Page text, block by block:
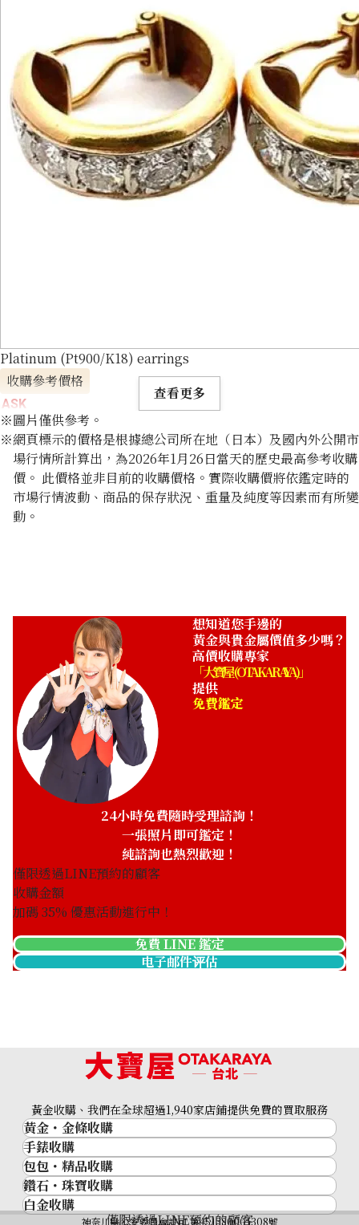
Platinum (Pt900/K18) earrings
收購參考價格
ASK
查看更多
※圖片僅供參考。
※網頁標示的價格是根據總公司所在地（日本）及國內外公開市
場行情所計算出，為2026年1月26日當天的歷史最高參考收購
價。 此價格並非目前的收購價格。實際收購價將依鑑定時的
市場行情波動、商品的保存狀況、重量及純度等因素而有所變
動。
想知道您手邊的
黃金與貴金屬價值多少嗎？
高價收購專家
「大寶屋 (OTAKARAYA)」
提供
免費鑑定
24小時免費隨時受理諮詢！
一張照片即可鑑定！
純諮詢也熱烈歡迎！
僅限透過LINE預約的顧客
收購金額
加碼35% 優惠活動進行中！
免費 LINE 鑑定
电子邮件评估
僅限透過LINE預約的顧客
黃金收購、我們在全球超過1,940家店鋪提供免費的買取服務
黃金・金條收購
黃金與貴金屬
金的錠
金幣
黃金過去10年
手錶收購
名牌手錶
Rolex
Patek Philippe
包包・精品收購
品牌精品
Cartier
鑽石・珠寶收購
鑽石･珠寶
白金收購
神奈川縣公安委員會許可 第451380001308號